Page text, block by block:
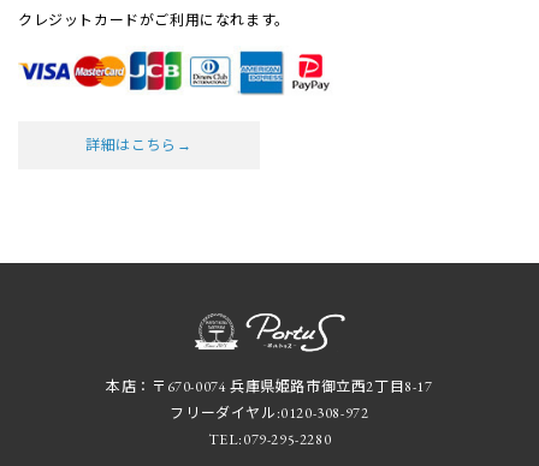
クレジットカードがご利用になれます。
詳細はこちら→
本店：〒670-0074 兵庫県姫路市御立西2丁目8-17
フリーダイヤル:0120-308-972
TEL:079-295-2280